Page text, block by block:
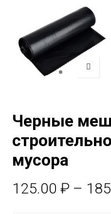
Черные
мусора
125.00 ₽ –